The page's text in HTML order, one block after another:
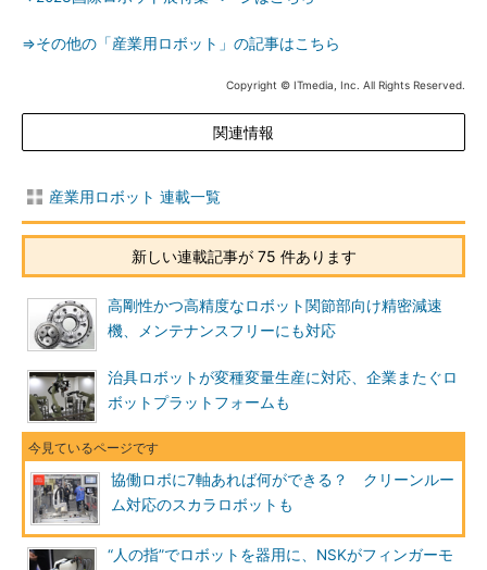
⇒その他の「産業用ロボット」の記事はこちら
Copyright © ITmedia, Inc. All Rights Reserved.
関連情報
産業用ロボット 連載一覧
新しい連載記事が 75 件あります
高剛性かつ高精度なロボット関節部向け精密減速
機、メンテナンスフリーにも対応
治具ロボットが変種変量生産に対応、企業またぐロ
ボットプラットフォームも
協働ロボに7軸あれば何ができる？ クリーンルー
ム対応のスカラロボットも
“人の指”でロボットを器用に、NSKがフィンガーモ